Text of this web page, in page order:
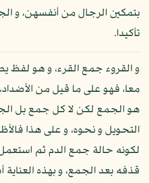
بتمكين الرجال من أنفسهن، و
تأكيدا.
و القروء جمع القرء، و هو لفظ
معا، فهو على ما قيل من
هو الجمع لكن لا كل جمع بل
التحويل و نحوه، و على هذا
لكونه حالة جمع الدم ثم
قذفه بعد الجمع، و بهذه